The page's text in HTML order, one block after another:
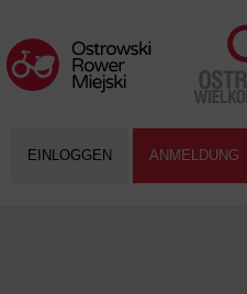
EINLOGGEN ANMELDUNG